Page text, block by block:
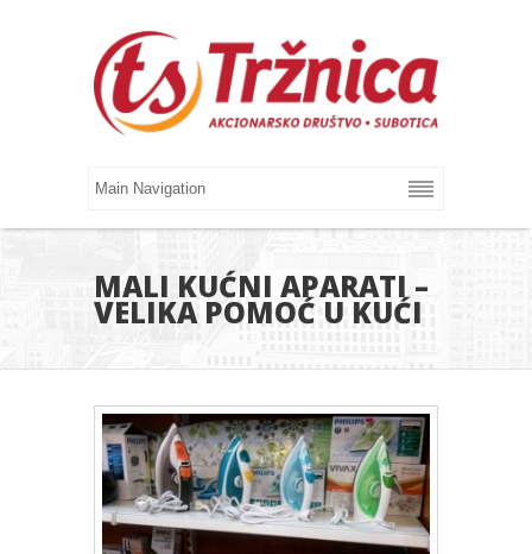
MALI KUĆNI APARATI –
VELIKA POMOĆ U KUĆI